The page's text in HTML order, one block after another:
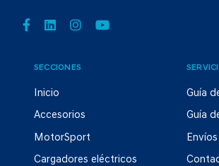
SECCIONES
Inicio
Accesorios
MotorSport
Cargadores eléctricos
Guía
Guía